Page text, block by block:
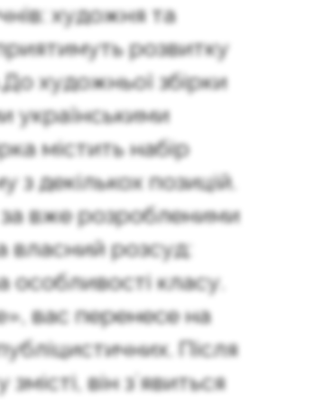
художня та
розвитку
художньої збірки
українськими
містить набір
декількох позицій.
вже розробленими
власний розсуд:
класу.
вас перенесе на
Після
він зʼявиться